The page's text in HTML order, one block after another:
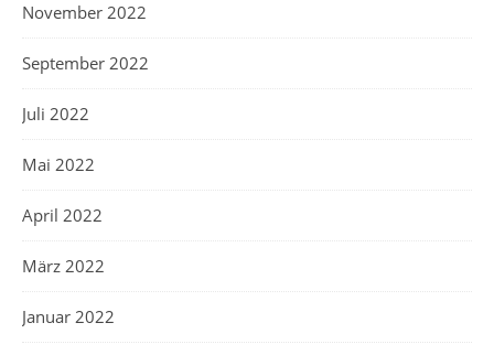
November 2022
September 2022
Juli 2022
Mai 2022
April 2022
März 2022
Januar 2022